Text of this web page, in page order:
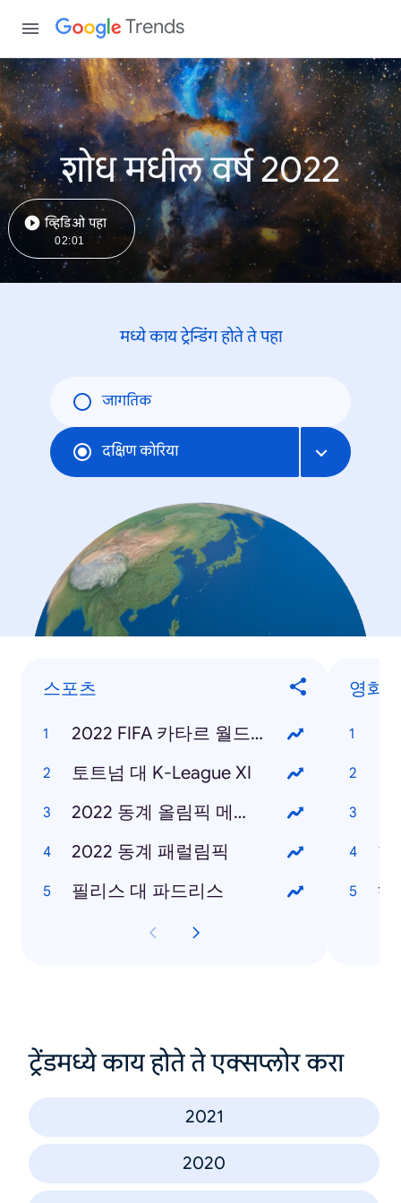
Trends
शोध मधील वर्ष 2022
व्हिडिओ पहा
02:01
मध्ये काय ट्रेन्डिंंग होते ते पहा
जागतिक
दक्षिण कोरिया
스포츠
2022 FIFA 카타르 월드컵
토트넘 대 K-League XI
2022 동계 올림픽 메달 현황
2022 동계 패럴림픽
필리스 대 파드리스
영화
한
헤
ट्रेंडमध्ये काय होते ते एक्सप्लोर करा
2021
2020